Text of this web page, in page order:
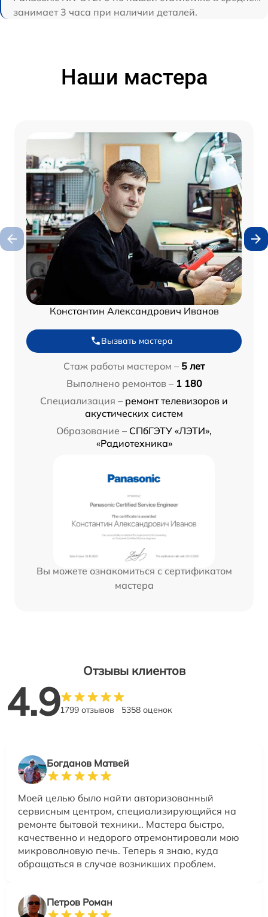
занимает 3 часа при наличии деталей.
Наши мастера
Константин Александрович Иванов
Вызвать мастера
Стаж работы мастером – 5 лет
Выполнено ремонтов – 1 180
Специализация – ремонт телевизоров и
акустических систем
Образование – СПбГЭТУ «ЛЭТИ»,
«Радиотехника»
Вы можете ознакомиться с сертификатом
мастера
Отзывы клиентов
4.91799 отзывов 5358 оценок
Богданов Матвей
Моей целью было найти авторизованный
сервисным центром, специализирующийся на
ремонте бытовой техники.. Мастера быстро,
качественно и недорого отремонтировали мою
микроволновую печь. Теперь я знаю, куда
обращаться в случае возникших проблем.
Петров Роман